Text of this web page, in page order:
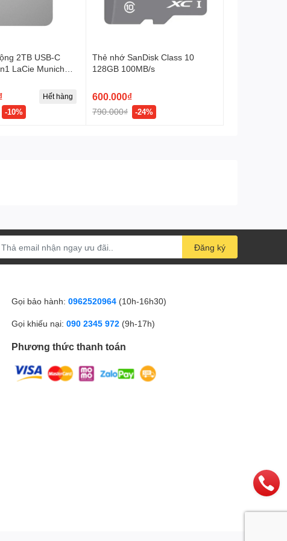
2TB USB-C
LaCie Munich
-10%
Hết hàng
Thẻ nhớ SanDisk Class 10
128GB 100MB/s
600.000₫
790.000₫ -24%
Đăng ký
Gọi bảo hành: 0962520964 (10h-16h30)
Gọi khiếu nại: 090 2345 972 (9h-17h)
Phương thức thanh toán